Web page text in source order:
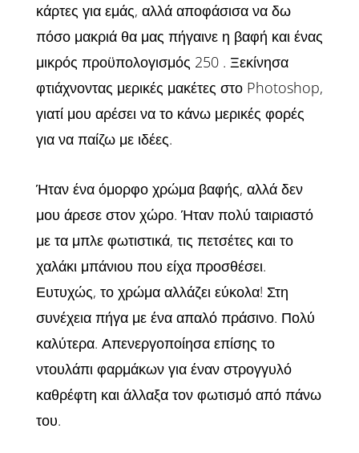
κάρτες για εμάς, αλλά αποφάσισα να δω
πόσο μακριά θα μας πήγαινε η βαφή και ένας
μικρός προϋπολογισμός 250 . Ξεκίνησα
φτιάχνοντας μερικές μακέτες στο Photoshop,
γιατί μου αρέσει να το κάνω μερικές φορές
για να παίζω με ιδέες.
Ήταν ένα όμορφο χρώμα βαφής, αλλά δεν
μου άρεσε στον χώρο. Ήταν πολύ ταιριαστό
με τα μπλε φωτιστικά, τις πετσέτες και το
χαλάκι μπάνιου που είχα προσθέσει.
Ευτυχώς, το χρώμα αλλάζει εύκολα! Στη
συνέχεια πήγα με ένα απαλό πράσινο. Πολύ
καλύτερα. Απενεργοποίησα επίσης το
ντουλάπι φαρμάκων για έναν στρογγυλό
καθρέφτη και άλλαξα τον φωτισμό από πάνω
του.